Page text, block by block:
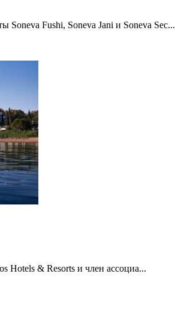
Fushi, Soneva Jani и Soneva Sec...
Hotels & Resorts и член ассоциа...